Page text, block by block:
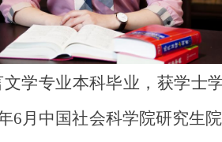
文学专业本科毕业，获学士
6月中国社会科学院研究生